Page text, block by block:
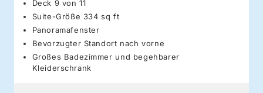
Deck 9 von 11
Suite-Größe 334 sq ft
Panoramafenster
Bevorzugter Standort nach vorne
Großes Badezimmer und begehbarer
Kleiderschrank